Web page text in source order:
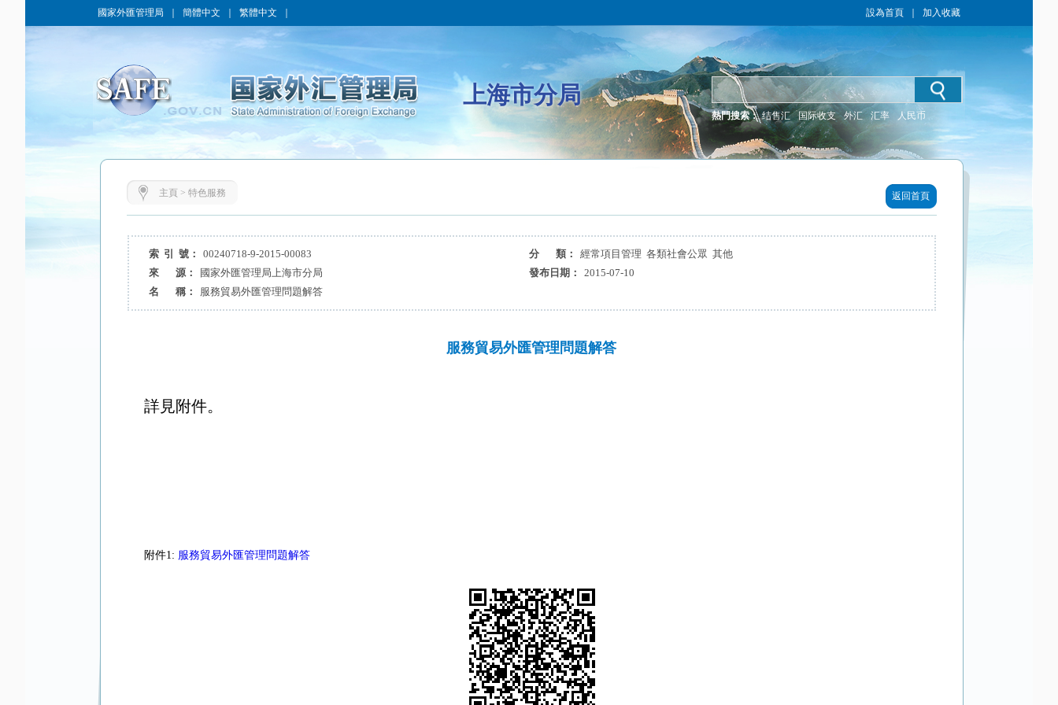
國家外匯管理局 簡體中文 繁體中文 設為首頁 加入收藏
上海市分局
熱門搜索： 结售汇 国际收支 外汇 汇率 人民币
主頁 > 特色服務 返回首頁
索 引 號： 00240718-9-2015-00083 分 類：
經常項目管理 各類社會公眾 其他
來 源：
國家外匯管理局上海市分局 發布日期：
2015-07-10
名 稱：
服務貿易外匯管理問題解答
服務貿易外匯管理問題解答
詳見附件。
附件1: 服務貿易外匯管理問題解答